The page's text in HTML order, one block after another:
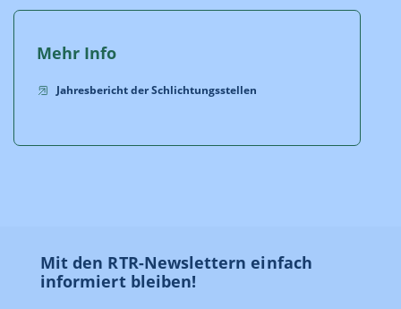
Mehr Info
Jahresbericht der Schlichtungsstellen
Mit den RTR-Newslettern einfach
informiert bleiben!